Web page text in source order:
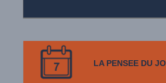
LA PENSEE DU